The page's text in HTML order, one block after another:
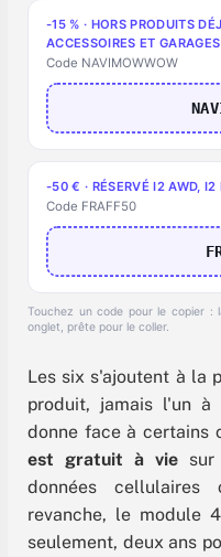
-15 % · HORS PRODUITS
ACCESSOIRES ET GARAGES
Code NAVIMOWWOW
-50 € · RÉSERVÉ I2 AWD, I2
Code FRAFF50
Touchez un code pour le copier :
onglet, prête pour le coller.
Les six s'ajoutent à la
produit, jamais l'un
donne face à certains
est gratuit à vie sur
données cellulaires
revanche, le module
seulement, deux ans